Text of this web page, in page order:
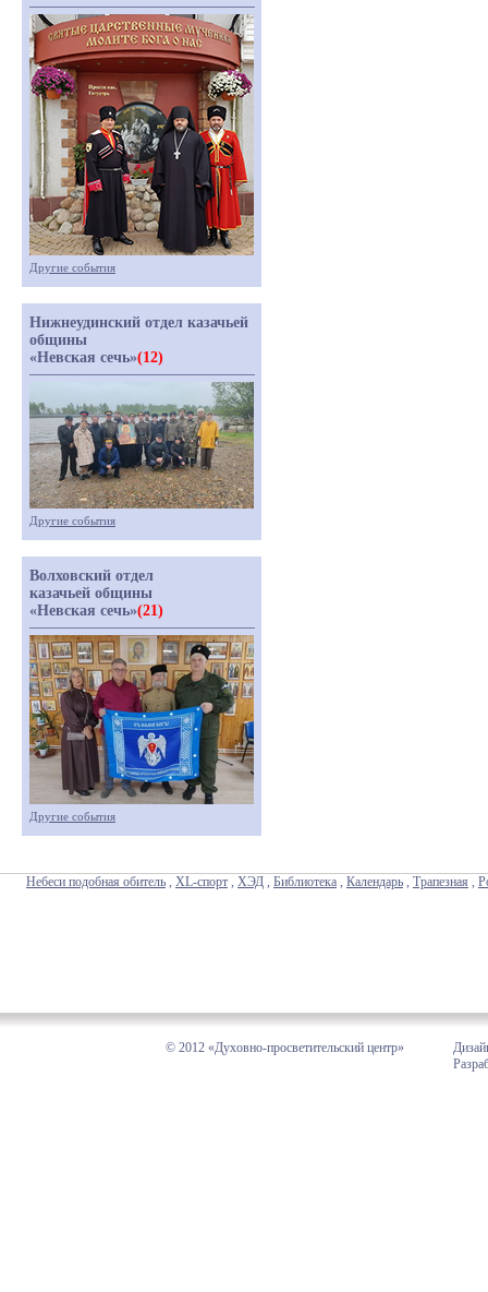
Другие события
Нижнеудинский отдел казачьей
общины
«Невская сечь»(12)
Другие события
Волховский отдел
казачьей общины
«Невская сечь»(21)
Другие события
Небеси подобная обитель , XL-спорт , ХЭД , Библиотека , Календарь , Трапезная ,
© 2012 «Духовно-просветительский центр»